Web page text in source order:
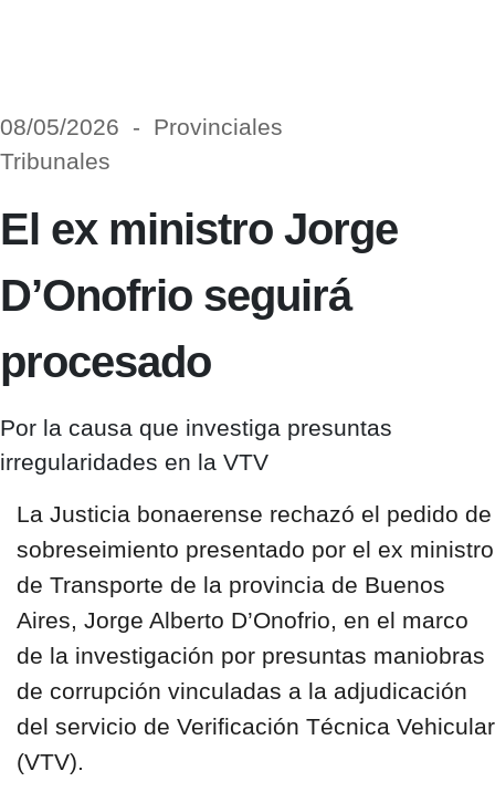
08/05/2026 - Provinciales
Tribunales
El ex ministro Jorge
D’Onofrio seguirá
procesado
Por la causa que investiga presuntas
irregularidades en la VTV
La Justicia bonaerense rechazó el pedido de
sobreseimiento presentado por el ex ministro
de Transporte de la provincia de Buenos
Aires, Jorge Alberto D’Onofrio, en el marco
de la investigación por presuntas maniobras
de corrupción vinculadas a la adjudicación
del servicio de Verificación Técnica Vehicular
(VTV).